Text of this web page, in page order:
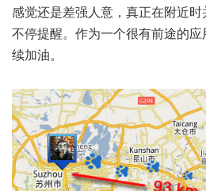
感觉还是差强人意，真正在附近
不停提醒。作为一个很有前途的
续加油。